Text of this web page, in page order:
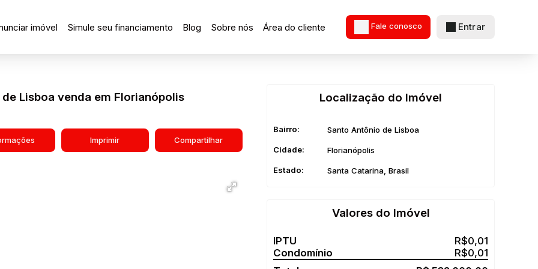
Entrar
Fale conosco
Área do cliente
Sobre nós
Blog
Simule seu financiamento
imóvel
Lisboa venda em Florianópolis
Imprimir Compartilhar
Localização do Imóvel
Bairro: Santo Antônio de Lisboa
Cidade: Florianópolis
Estado: Santa Catarina, Brasil
Valores do Imóvel
R$0,01
R$0,01